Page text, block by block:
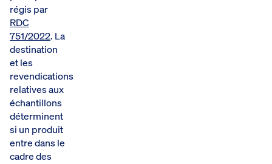
régis par
RDC
751/2022. La
destination
et les
revendications
relatives aux
échantillons
déterminent
si un produit
entre dans le
cadre des